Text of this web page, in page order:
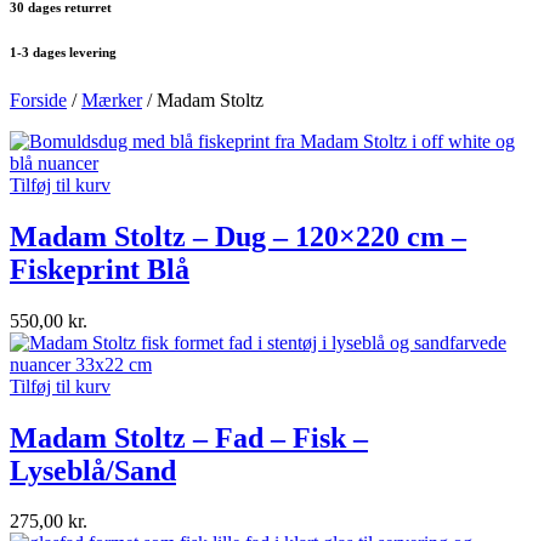
30 dages returret
1-3 dages levering
Forside /Mærker/ Madam Stoltz
Tilføj til kurv
Madam Stoltz – Dug – 120×220 cm –
Fiskeprint Blå
550,00 kr.
Tilføj til kurv
Madam Stoltz – Fad – Fisk –
Lyseblå/Sand
275,00 kr.